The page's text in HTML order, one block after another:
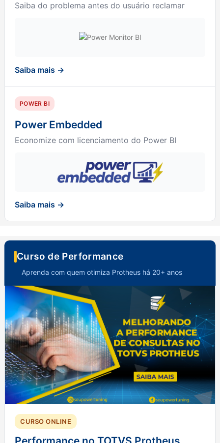
Saiba do problema antes do usuário reclamar
Saiba mais →
POWER BI
Power Embedded
Economize com licenciamento do Power BI
Saiba mais →
Curso de Performance
Aprenda com quem otimiza Protheus há 20+ anos
CURSO ONLINE